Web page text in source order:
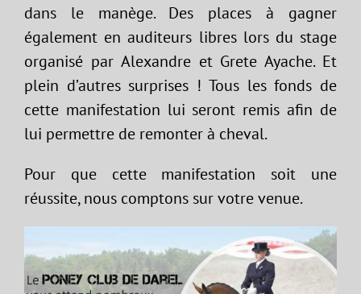
dans le manège. Des places à gagner
également en auditeurs libres lors du stage
organisé par Alexandre et Grete Ayache. Et
plein d’autres surprises ! Tous les fonds de
cette manifestation lui seront remis afin de
lui permettre de remonter à cheval.
Pour que cette manifestation soit une
réussite, nous comptons sur votre venue.